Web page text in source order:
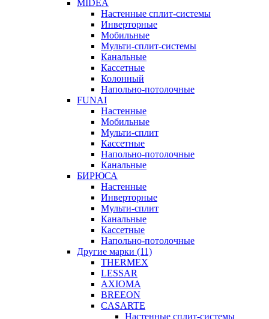
MIDEA
Настенные сплит-системы
Инверторные
Мобильные
Мульти-сплит-системы
Канальные
Кассетные
Колонный
Напольно-потолочные
FUNAI
Настенные
Мобильные
Мульти-сплит
Кассетные
Напольно-потолочные
Канальные
БИРЮСА
Настенные
Инверторные
Мульти-сплит
Канальные
Кассетные
Напольно-потолочные
Другие марки (11)
THERMEX
LESSAR
AXIOMA
BREEON
CASARTE
Настенные сплит-системы